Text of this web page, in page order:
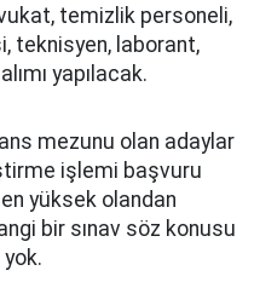
temizlik personeli,
teknisyen, laborant,
yapılacak.
mezunu olan adaylar
işlemi başvuru
yüksek olandan
bir sınav söz konusu